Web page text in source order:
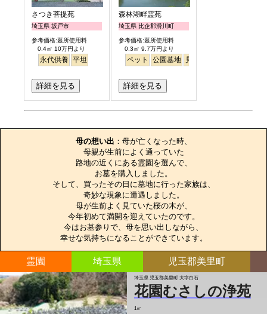
さつき菩提苑
埼玉県 坂戸市
参考価格:墓所使用料
0.4㎡ 10万円より
永代供養 平坦
詳細を見る
森林湖畔霊苑
埼玉県 比企郡滑川町
参考価格:墓所使用料
0.3㎡ 9.7万円より
ペット 公園墓地 見晴らし・眺望
詳細を見る
母の想い出 ：母が亡くなった時、
母親が生前によく通っていた
路地の近くにある霊園を選んで、
お墓を購入しました。
そして、買ったその日に墓地に行った家族は、
奇妙な現象に遭遇しました。
母が生前よく見ていた桜の木が、
今年初めて満開を迎えていたのです。
今はお墓参りで、母を思い出しながら、
幸せな気持ちになることができています。
霊園 埼玉県 児玉郡美里町
埼玉県 児玉郡美里町 大字白石
花園むさしの浄苑
1㎡